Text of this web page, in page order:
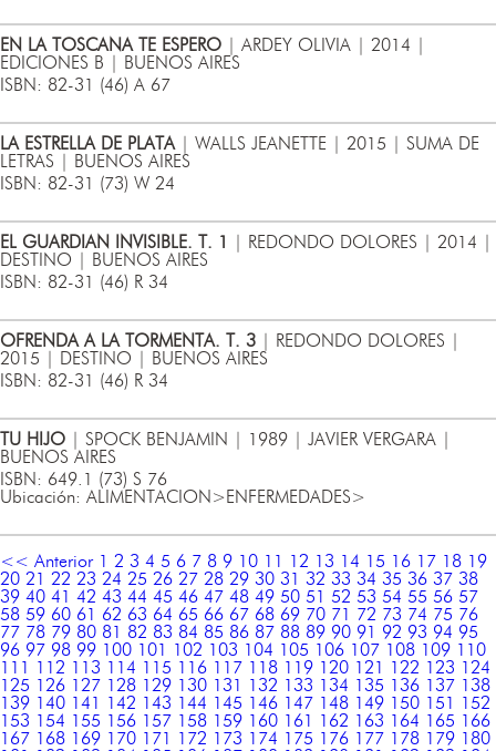
EN LA TOSCANA TE ESPERO | ARDEY OLIVIA | 2014 |
EDICIONES B | BUENOS AIRES
ISBN: 82-31 (46) A 67
LA ESTRELLA DE PLATA | WALLS JEANETTE | 2015 | SUMA DE
LETRAS | BUENOS AIRES
ISBN: 82-31 (73) W 24
EL GUARDIAN INVISIBLE. T. 1
| REDONDO DOLORES | 2014 |
DESTINO | BUENOS AIRES
ISBN: 82-31 (46) R 34
OFRENDA A LA TORMENTA. T. 3 | REDONDO DOLORES |
2015 | DESTINO | BUENOS AIRES
ISBN: 82-31 (46) R 34
TU HIJO | SPOCK BENJAMIN | 1989 | JAVIER VERGARA |
BUENOS AIRES
ISBN: 649.1 (73) S 76
Ubicación: ALIMENTACION>ENFERMEDADES>
<< Anterior 1 2 3 4 5 6 7 8 9 10 11 12 13 14 15 16 17 18 19
20 21 22 23 24 25 26 27 28 29 30 31 32 33 34 35 36 37 38
39 40 41 42 43 44 45 46 47 48 49 50 51 52 53 54 55 56 57
58 59 60 61 62 63 64 65 66 67 68 69 70 71 72 73 74 75 76
77 78 79 80 81 82 83 84 85 86 87 88 89 90 91 92 93 94 95
96 97 98 99 100 101 102 103 104 105 106 107 108 109 110
111
112 113 114 115 116 117 118 119 120 121 122 123 124
125 126 127 128 129 130 131 132 133 134 135 136 137 138
139 140 141 142 143 144 145 146 147 148 149 150 151
152
153 154 155 156 157 158 159 160 161 162 163 164 165 166
167 168 169 170 171 172 173 174 175 176 177 178 179 180